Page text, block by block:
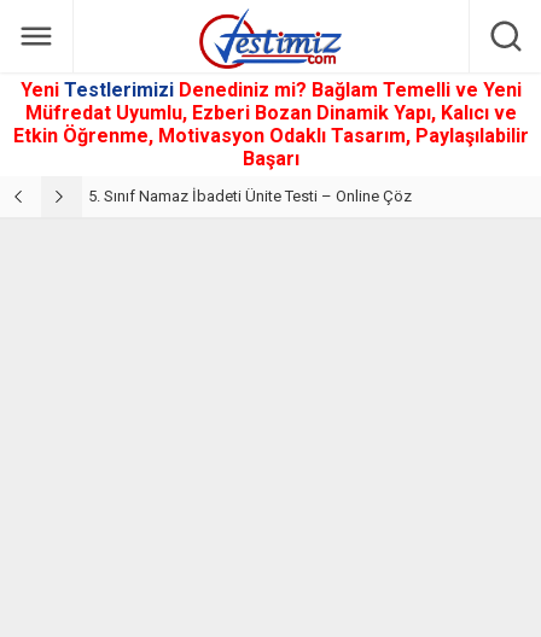
Yeni Testlerimizi Denediniz mi? Bağlam Temelli ve Yeni
Müfredat Uyumlu, Ezberi Bozan Dinamik Yapı, Kalıcı ve
Etkin Öğrenme, Motivasyon Odaklı Tasarım, Paylaşılabilir
Başarı
5. Sınıf Namaz İbadeti Ünite Testi – Online Çöz